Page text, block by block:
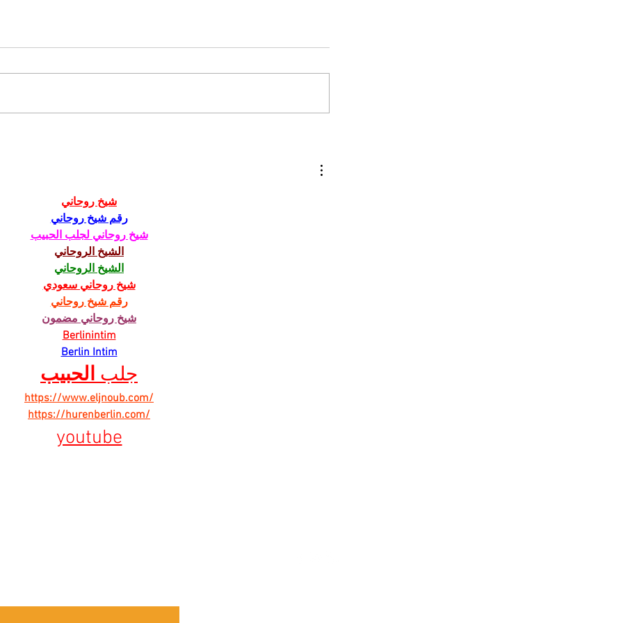
horúcich dňoch
شيخ روحاني
رقم شيخ روحاني
شيخ روحاني لجلب الحبيب
الشيخ الروحاني
الشيخ الروحاني
شيخ روحاني سعودي
رقم شيخ روحاني
شيخ روحاني مضمون
Berlinintim
Berlin Intim
جلب الحبيب
https://www.eljnoub.com/
https://hurenberlin.com/
youtube